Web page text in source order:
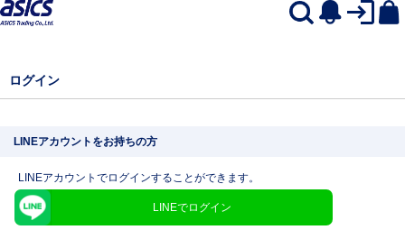
ログイン
LINEアカウントをお持ちの方
LINEアカウントでログインすることができます。
LINEでログイン